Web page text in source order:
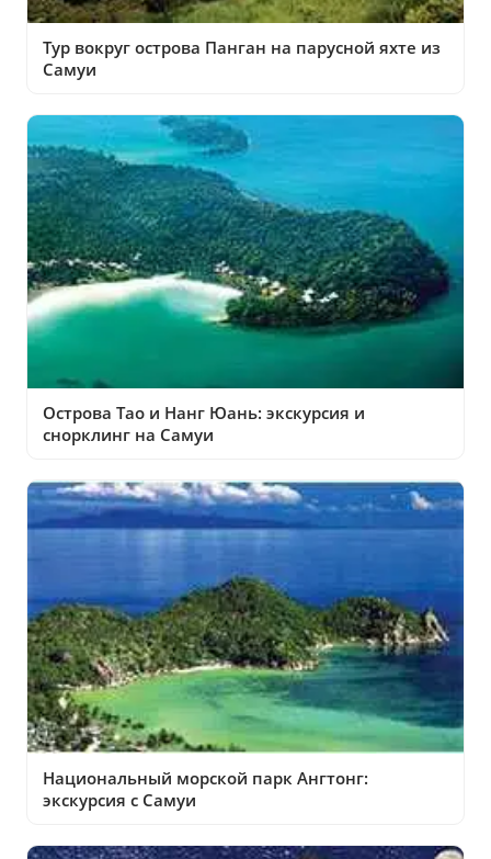
Тур вокруг острова Панган на парусной яхте из
Самуи
Острова Тао и Нанг Юань: экскурсия и
снорклинг на Самуи
Национальный морской парк Ангтонг:
экскурсия с Самуи